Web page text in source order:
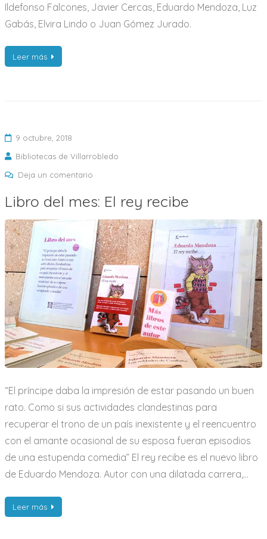
Ildefonso Falcones, Javier Cercas, Eduardo Mendoza, Luz
Gabás, Elvira Lindo o Juan Gómez Jurado.
Leer más
9 octubre, 2018
Bibliotecas de Villarrobledo
Deja un comentarioen
del
mes:
El
rey
recibe
Libro del mes: El rey recibe
“El príncipe daba la impresión de estar pasando un buen
rato. Como si sus actividades clandestinas para
recuperar el trono de un país inexistente y el reencuentro
con el amante ocasional de su esposa fueran episodios
de una estupenda comedia” El rey recibe es el nuevo libro
de Eduardo Mendoza. Autor con una dilatada carrera,…
Leer más